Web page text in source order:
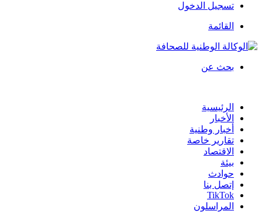
تسجيل الدخول
القائمة
بحث عن
الرئيسية
الأخبار
أخبار وطنية
تقارير خاصة
الاقتصاد
بيئة
حوادث
إتصل بنا
TikTok
المراسلون